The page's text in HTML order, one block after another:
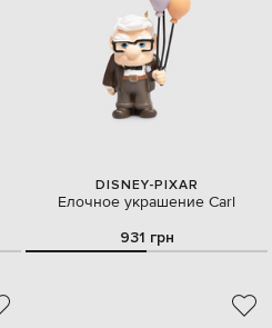
DISNEY-PIXAR
Елочное украшение Carl
931 грн